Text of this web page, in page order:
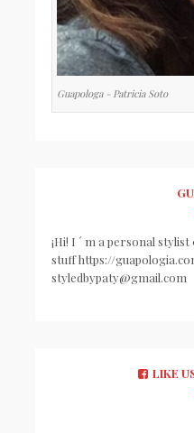
Guapologa - Patricia Soto
¡Hi! I ´ m a personal
stuff https://
styledbypaty@gmail.com
LIKE